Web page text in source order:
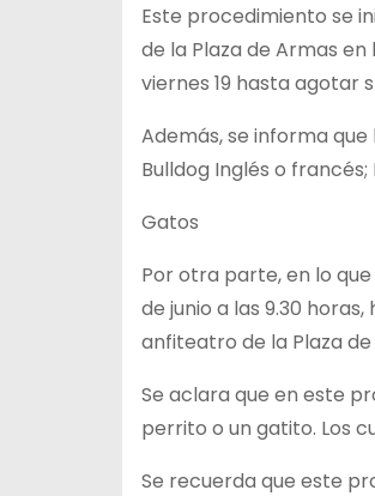
Este procedimiento se
de la Plaza de Armas
viernes 19 hasta agotar
Además, se informa
Bulldog Inglés o
Gatos
Por otra parte, en lo
de junio a las 9.30
anfiteatro de la Plaza de
Se aclara que en este
perrito o un gatito. Los
Se recuerda que este